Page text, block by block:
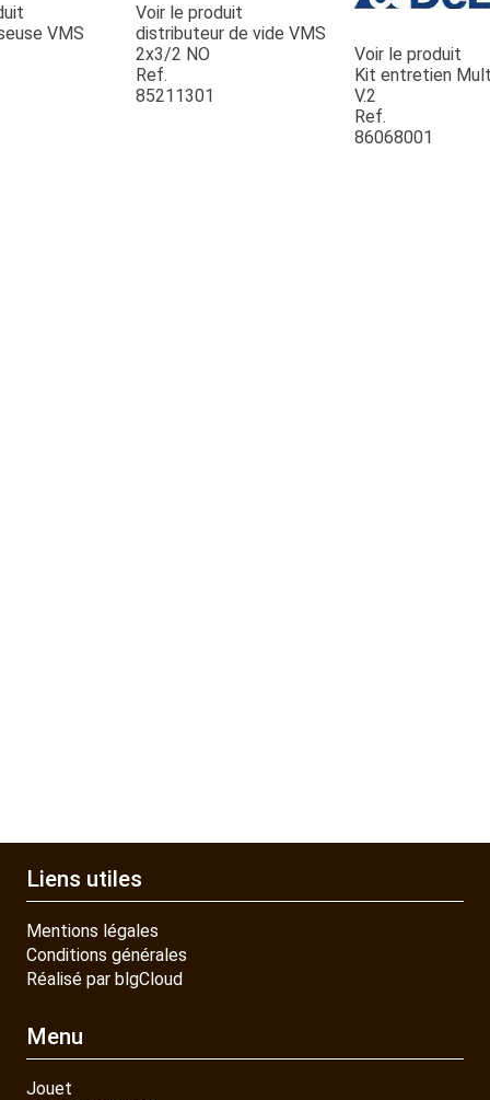
VMS
Voir le produit
distributeur de vide VMS
2x3/2 NO
Ref.
85211301
Voir le produit
Kit entretien
V.2
Ref.
86068001
Liens utiles
Mentions légales
Conditions générales
Réalisé par blgCloud
Menu
Jouet